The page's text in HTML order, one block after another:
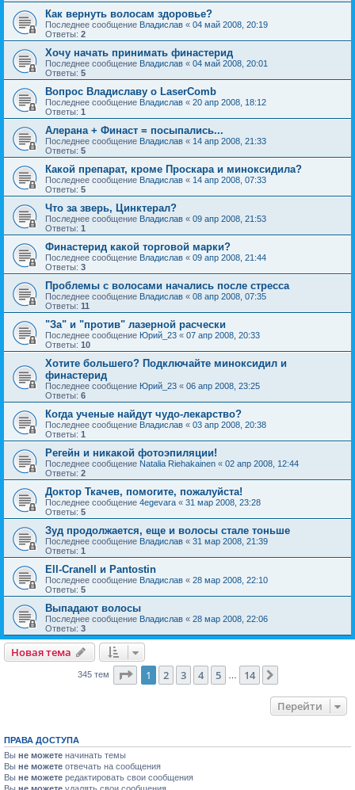
Как вернуть волосам здоровье?
Последнее сообщение Владислав « 04 май 2008, 20:19
Ответы: 2
Хочу начать принимать финастерид
Последнее сообщение Владислав « 04 май 2008, 20:01
Ответы: 5
Вопрос Владиславу о LaserComb
Последнее сообщение Владислав « 20 апр 2008, 18:12
Ответы: 1
Алерана + Финаст = посыпались...
Последнее сообщение Владислав « 14 апр 2008, 21:33
Ответы: 5
Какой препарат, кроме Проскара и миноксидила?
Последнее сообщение Владислав « 14 апр 2008, 07:33
Ответы: 5
Что за зверь, Цинктерал?
Последнее сообщение Владислав « 09 апр 2008, 21:53
Ответы: 1
Финастерид какой торговой марки?
Последнее сообщение Владислав « 09 апр 2008, 21:44
Ответы: 3
Проблемы с волосами начались после стресса
Последнее сообщение Владислав « 08 апр 2008, 07:35
Ответы: 11
"За" и "против" лазерной расчески
Последнее сообщение Юрий_23 « 07 апр 2008, 20:33
Ответы: 10
Хотите большего? Подключайте миноксидил и
финастерид
Последнее сообщение Юрий_23 « 06 апр 2008, 23:25
Ответы: 6
Когда ученые найдут чудо-лекарство?
Последнее сообщение Владислав « 03 апр 2008, 20:38
Ответы: 1
Регейн и никакой фотоэпиляции!
Последнее сообщение Natalia Riehakainen « 02 апр 2008, 12:44
Ответы: 2
Доктор Ткачев, помогите, пожалуйста!
Последнее сообщение 4egevara « 31 мар 2008, 23:28
Ответы: 5
Зуд продолжается, еще и волосы стале тоньше
Последнее сообщение Владислав « 31 мар 2008, 21:39
Ответы: 1
Ell-Cranell и Pantostin
Последнее сообщение Владислав « 28 мар 2008, 22:10
Ответы: 5
Выпадают волосы
Последнее сообщение Владислав « 28 мар 2008, 22:06
Ответы: 3
Новая тема
345 тем Страница из 14
1 2 3 4 5 14
Перейти
ПРАВА ДОСТУПА
Вы не можете начинать темы
Вы не можете отвечать на сообщения
Вы не можете редактировать свои сообщения
Вы не можете удалять свои сообщения